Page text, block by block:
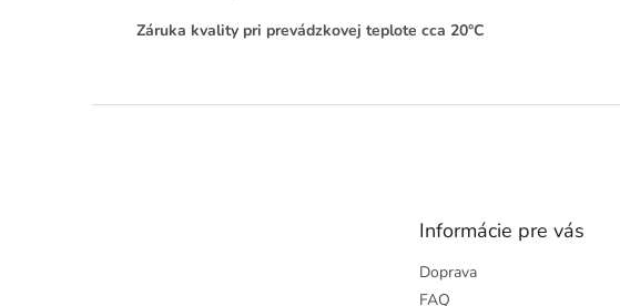
Záruka kvality pri prevádzkovej teplote cca 20°C
Informácie pre vás
Doprava
FAQ